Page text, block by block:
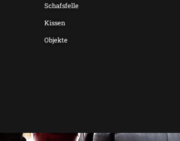
Schafsfelle
Kissen
Objekte